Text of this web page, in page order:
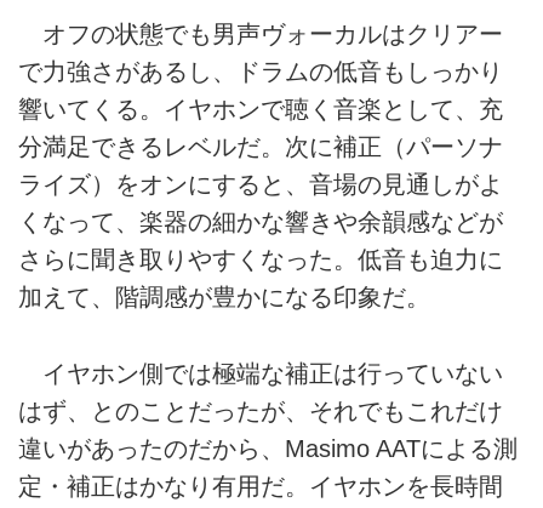
オフの状態でも男声ヴォーカルはクリアー
で力強さがあるし、ドラムの低音もしっかり
響いてくる。イヤホンで聴く音楽として、充
分満足できるレベルだ。次に補正（パーソナ
ライズ）をオンにすると、音場の見通しがよ
くなって、楽器の細かな響きや余韻感などが
さらに聞き取りやすくなった。低音も迫力に
加えて、階調感が豊かになる印象だ。
イヤホン側では極端な補正は行っていない
はず、とのことだったが、それでもこれだけ
違いがあったのだから、Masimo AATによる測
定・補正はかなり有用だ。イヤホンを長時間